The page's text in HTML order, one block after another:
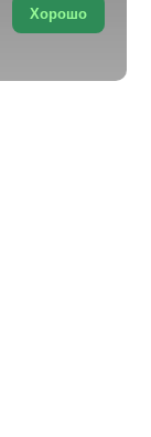
Хорошо